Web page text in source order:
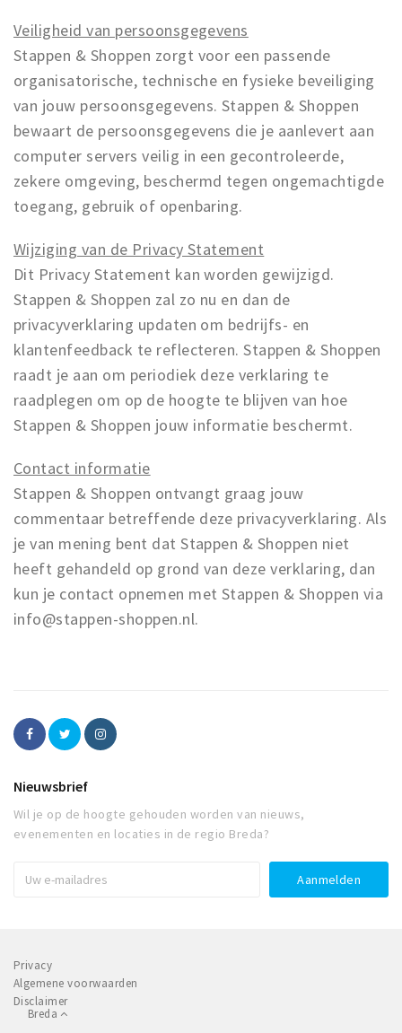
Veiligheid van persoonsgegevens
Stappen & Shoppen zorgt voor een passende
organisatorische, technische en fysieke beveiliging
van jouw persoonsgegevens. Stappen & Shoppen
bewaart de persoonsgegevens die je aanlevert aan
computer servers veilig in een gecontroleerde,
zekere omgeving, beschermd tegen ongemachtigde
toegang, gebruik of openbaring.
Wijziging van de Privacy Statement
Dit Privacy Statement kan worden gewijzigd.
Stappen & Shoppen zal zo nu en dan de
privacyverklaring updaten om bedrijfs- en
klantenfeedback te reflecteren. Stappen & Shoppen
raadt je aan om periodiek deze verklaring te
raadplegen om op de hoogte te blijven van hoe
Stappen & Shoppen jouw informatie beschermt.
Contact informatie
Stappen & Shoppen ontvangt graag jouw
commentaar betreffende deze privacyverklaring. Als
je van mening bent dat Stappen & Shoppen niet
heeft gehandeld op grond van deze verklaring, dan
kun je contact opnemen met Stappen & Shoppen via
info@stappen-shoppen.nl.
Nieuwsbrief
Wil je op de hoogte gehouden worden van nieuws,
evenementen en locaties in de regio Breda?
Privacy
Algemene voorwaarden
Disclaimer
Breda